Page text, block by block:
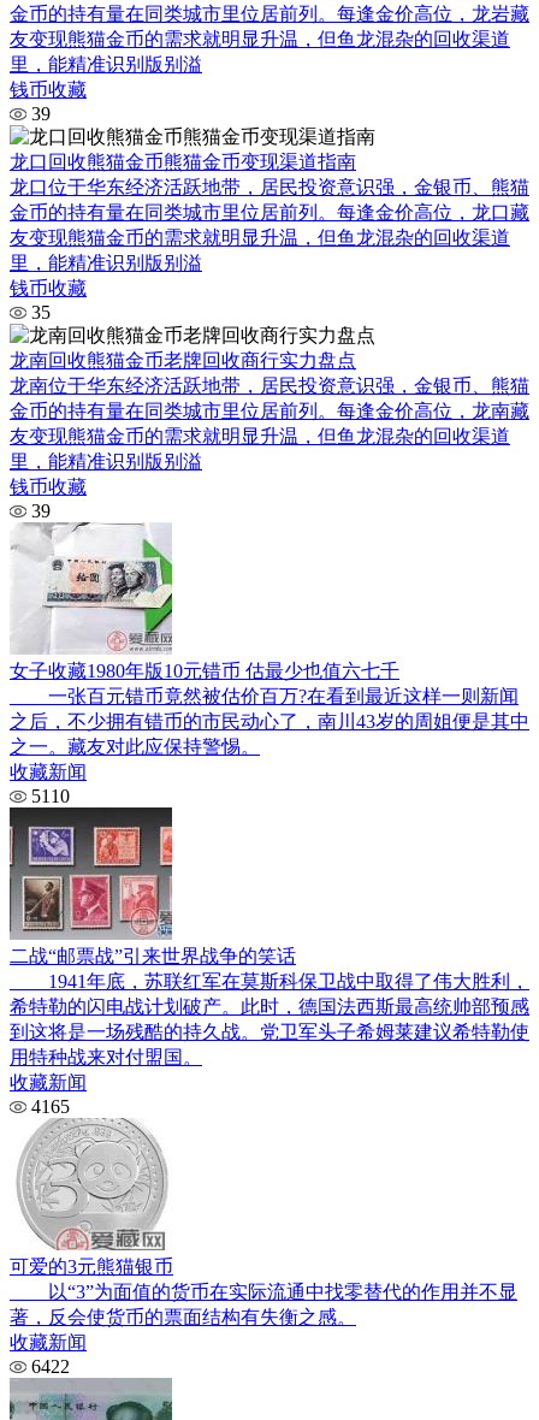
金币的持有量在同类城市里位居前列。每逢金价高位，龙岩藏
友变现熊猫金币的需求就明显升温，但鱼龙混杂的回收渠道
里，能精准识别版别溢
钱币收藏
39
龙口回收熊猫金币熊猫金币变现渠道指南
龙口位于华东经济活跃地带，居民投资意识强，金银币、熊猫
金币的持有量在同类城市里位居前列。每逢金价高位，龙口藏
友变现熊猫金币的需求就明显升温，但鱼龙混杂的回收渠道
里，能精准识别版别溢
钱币收藏
35
龙南回收熊猫金币老牌回收商行实力盘点
龙南位于华东经济活跃地带，居民投资意识强，金银币、熊猫
金币的持有量在同类城市里位居前列。每逢金价高位，龙南藏
友变现熊猫金币的需求就明显升温，但鱼龙混杂的回收渠道
里，能精准识别版别溢
钱币收藏
39
女子收藏1980年版10元错币 估最少也值六七千
一张百元错币竟然被估价百万?在看到最近这样一则新闻
之后，不少拥有错币的市民动心了，南川43岁的周姐便是其中
之一。藏友对此应保持警惕。
收藏新闻
5110
二战“邮票战”引来世界战争的笑话
1941年底，苏联红军在莫斯科保卫战中取得了伟大胜利，
希特勒的闪电战计划破产。此时，德国法西斯最高统帅部预感
到这将是一场残酷的持久战。党卫军头子希姆莱建议希特勒使
用特种战来对付盟国。
收藏新闻
4165
可爱的3元熊猫银币
以“3”为面值的货币在实际流通中找零替代的作用并不显
著，反会使货币的票面结构有失衡之感。
收藏新闻
6422